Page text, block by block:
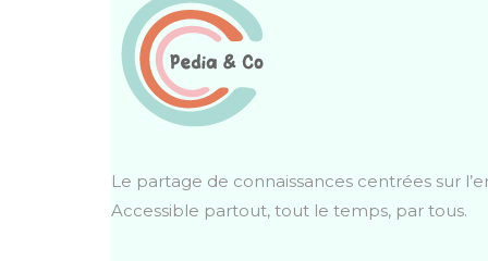
Le partage de connaissances centrées sur
Accessible partout, tout le temps, par tous.